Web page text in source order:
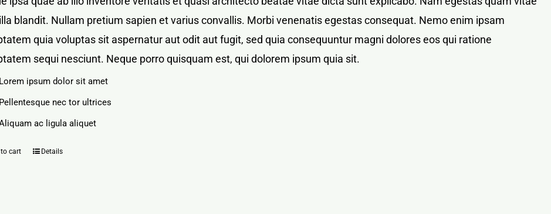
blandit. Nullam pretium sapien et varius convallis. Morbi venenatis egestas consequat. Nemo enim ipsam
quia voluptas sit aspernatur aut odit aut fugit, sed quia consequuntur magni dolores eos qui ratione
sequi nesciunt. Neque porro quisquam est, qui dolorem ipsum quia sit.
Lorem ipsum dolor sit amet
Pellentesque nec tor ultrices
ac ligula aliquet
cart Details